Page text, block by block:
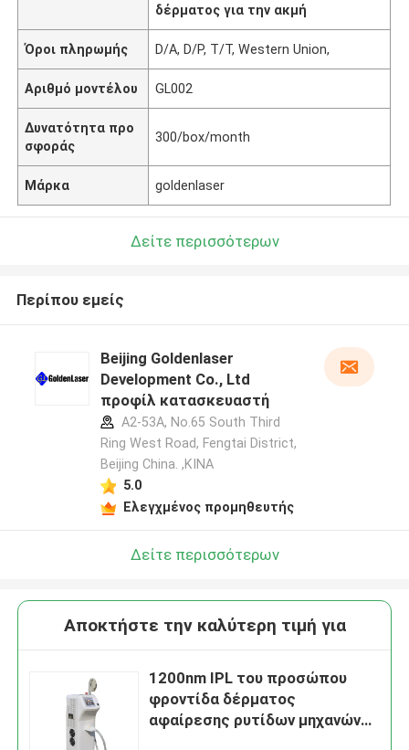
δέρματος για την ακμή
Όροι πληρωμής D/A, D/P, T/T, Western Union,
Αριθμό μοντέλου GL002
Δυνατότητα προ
σφοράς
300/box/month
Μάρκα goldenlaser
Δείτε περισσότερων
Περίπου εμείς
Beijing Goldenlaser
Development Co., Ltd
προφίλ κατασκευαστή
A2-53A, No.65 South Third
Ring West Road, Fengtai District,
Beijing China. ,ΚΙΝΑ
5.0
Ελεγχμένος προμηθευτής
Δείτε περισσότερων
Αποκτήστε την καλύτερη τιμή για
1200nm IPL του προσώπου
φροντίδα δέρματος
αφαίρεσης ρυτίδων μηχανών